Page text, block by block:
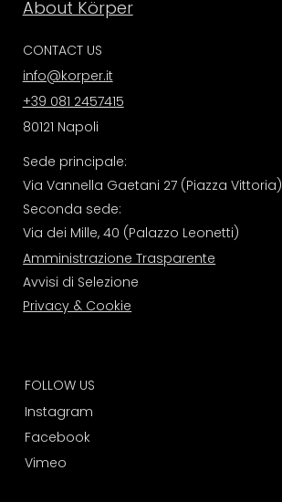
About Körper
FOLLOW US
Instagram
Facebook
Vimeo
CONTACT US
info@korper.it
+39 081 2457415
Sede principale:
Via Vannella Gaetani 27 (Piazza Vittoria)
Seconda sede:
Via dei Mille, 40 (Palazzo Leonetti)
Amministrazione Trasparente
Avvisi di Selezione
Privacy & Cookie
80121 Napoli